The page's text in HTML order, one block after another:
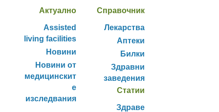
Актуално
Assisted
living facilities
Новини
Новини от
медицинскит
е
изследвания
Справочник
Лекарства
Аптеки
Билки
Здравни
заведения
Статии
Здраве